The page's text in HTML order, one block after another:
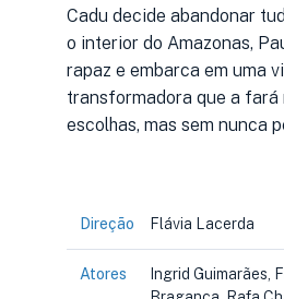
Cadu decide abandonar
o interior do Amazonas,
rapaz e embarca em uma
transformadora que a fará
escolhas, mas sem nunca
Direção Flávia Lacerda
Atores
Ingrid Guimarães,